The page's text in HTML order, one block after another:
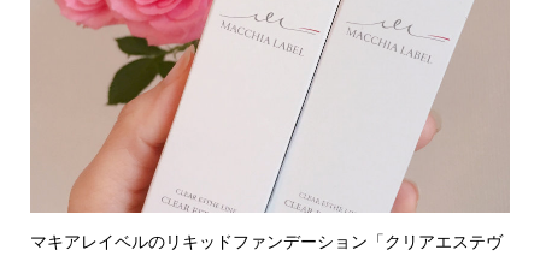
マキアレイベルのリキッドファンデーション「クリアエステヴ